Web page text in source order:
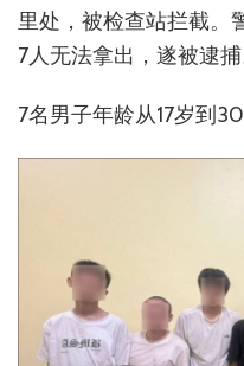
里处，被检查站拦截。
7人无法拿出，遂被逮捕
7名男子年龄从17岁到